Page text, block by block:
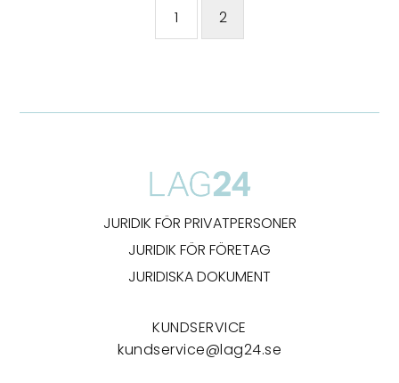
1 2
JURIDIK FÖR PRIVATPERSONER
JURIDIK FÖR FÖRETAG
JURIDISKA DOKUMENT
KUNDSERVICE
kundservice@lag24.se